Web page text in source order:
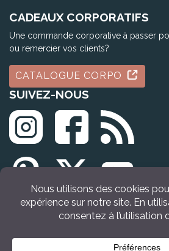
CADEAUX CORPORATIFS
Une commande corporative à passer
ou remercier vos clients?
CATALOGUE CORPO
SUIVEZ-NOUS
© Tous droits réservés Idée Cadeau